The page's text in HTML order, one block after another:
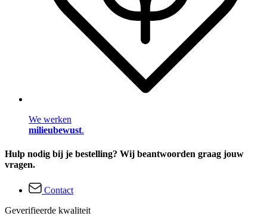
We werken
milieubewust.
Hulp nodig bij je bestelling? Wij beantwoorden graag jouw
vragen.
Contact
Geverifieerde kwaliteit